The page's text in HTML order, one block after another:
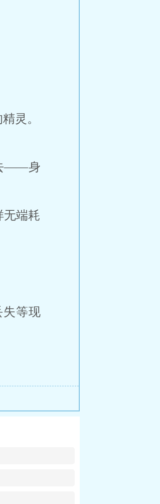
灵。
——身
无端耗
失等现